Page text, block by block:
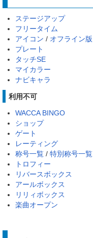
ステージアップ
フリータイム
アイコン / オフライン版
プレート
タッチSE
マイカラー
ナビキャラ
利用不可
WACCA BINGO
ショップ
ゲート
レーティング
称号一覧 / 特別称号一覧
トロフィー
リバースボックス
アールボックス
リリィボックス
楽曲オープン